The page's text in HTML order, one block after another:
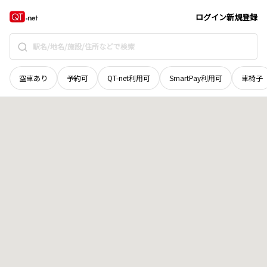
ログイン新規登録
空車あり 予約可 QT-net利用可 SmartPay利用可 車椅子
北海道